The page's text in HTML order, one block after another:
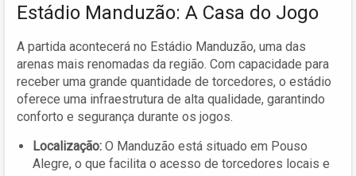
Estádio Manduzão: A Casa do Jogo
A partida acontecerá no Estádio Manduzão, uma das
arenas mais renomadas da região. Com capacidade para
receber uma grande quantidade de torcedores, o estádio
oferece uma infraestrutura de alta qualidade, garantindo
conforto e segurança durante os jogos.
Localização: O Manduzão está situado em Pouso
Alegre, o que facilita o acesso de torcedores locais e